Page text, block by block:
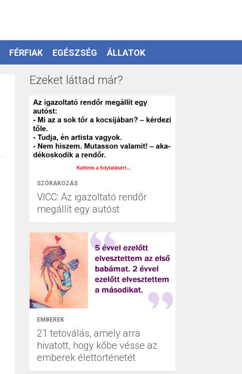
FÉRFIAK EGÉSZSÉG ÁLLATOK
Ezeket láttad már?
SZÓRAKOZÁS
VICC: Az igazoltató rendőr
megállít egy autóst
EMBEREK
21 tetoválás, amely arra
hivatott, hogy kőbe vésse az
emberek élettörténetét